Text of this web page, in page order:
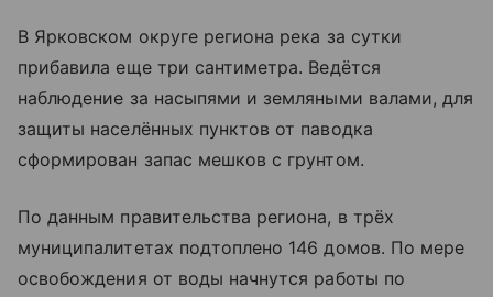
В Ярковском округе региона река за сутки
прибавила еще три сантиметра. Ведётся
наблюдение за насыпями и земляными валами, для
защиты населённых пунктов от паводка
сформирован запас мешков с грунтом.
По данным правительства региона, в трёх
муниципалитетах подтоплено 146 домов. По мере
освобождения от воды начнутся работы по